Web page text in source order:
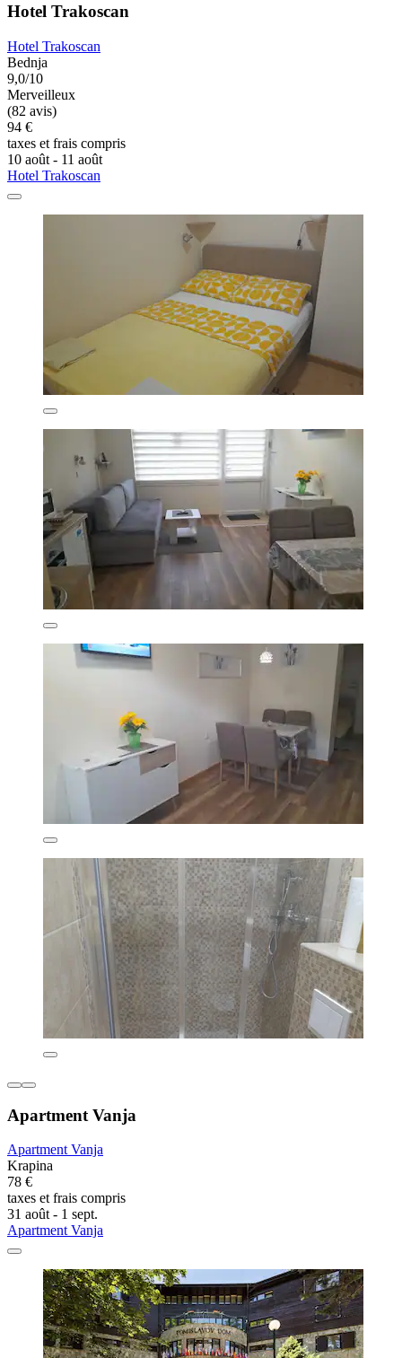
Hotel Trakoscan
Hotel Trakoscan
Bednja
9,0/10
Merveilleux
(82 avis)
94 €
taxes et frais compris
10 août - 11 août
Hotel Trakoscan
Apartment Vanja
Apartment Vanja
Krapina
78 €
taxes et frais compris
31 août - 1 sept.
Apartment Vanja